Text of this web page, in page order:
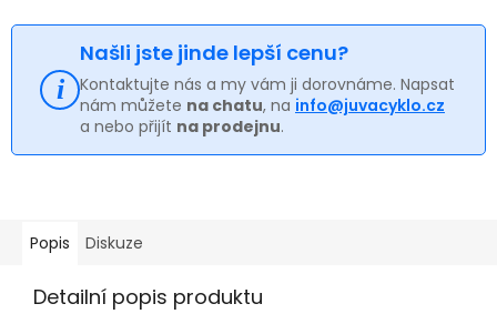
Našli jste jinde lepší cenu?
Kontaktujte nás a my vám ji dorovnáme. Napsat
nám můžete na chatu, na info@juvacyklo.cz
a nebo přijít na prodejnu.
Popis Diskuze
Detailní popis produktu